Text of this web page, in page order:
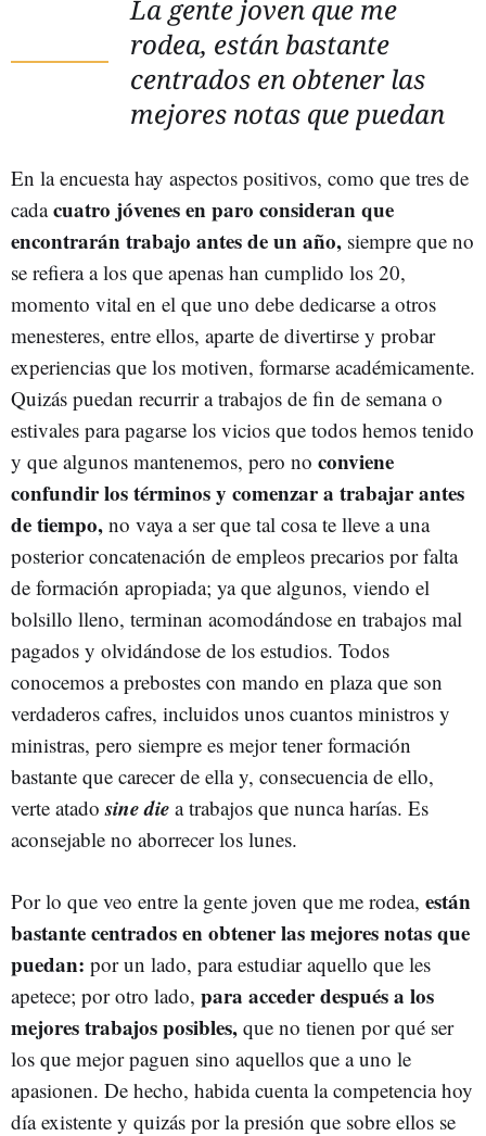
La gente joven que me
rodea, están bastante
centrados en obtener las
mejores notas que puedan
En la encuesta hay aspectos positivos, como que tres de
cadacuatro jóvenes en paro consideran que
encontrarán trabajo antes de un año, siempre que no
se refiera a los que apenas han cumplido los 20,
momento vital en el que uno debe dedicarse a otros
menesteres, entre ellos, aparte de divertirse y probar
experiencias que los motiven, formarse académicamente.
Quizás puedan recurrir a trabajos de fin de semana o
estivales para pagarse los vicios que todos hemos tenido
y que algunos mantenemos, pero no conviene
confundir los términos y comenzar a trabajar antes
de tiempo, no vaya a ser que tal cosa te lleve a una
posterior concatenación de empleos precarios por falta
de formación apropiada; ya que algunos, viendo el
bolsillo lleno, terminan acomodándose en trabajos mal
pagados y olvidándose de los estudios. Todos
conocemos a prebostes con mando en plaza que son
verdaderos cafres, incluidos unos cuantos ministros y
ministras, pero siempre es mejor tener formación
bastante que carecer de ella y, consecuencia de ello,
verte atadosine die a trabajos que nunca harías. Es
aconsejable no aborrecer los lunes.
Por lo que veo entre la gente joven que me rodea, están
bastante centrados en obtener las mejores notas que
puedan: por un lado, para estudiar aquello que les
apetece; por otro lado, para acceder después a los
mejores trabajos posibles, que no tienen por qué ser
los que mejor paguen sino aquellos que a uno le
apasionen. De hecho, habida cuenta la competencia hoy
día existente y quizás por la presión que sobre ellos se